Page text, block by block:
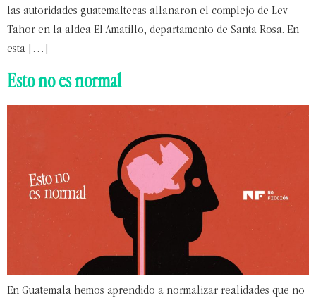
las autoridades guatemaltecas allanaron el complejo de Lev
Tahor en la aldea El Amatillo, departamento de Santa Rosa. En
esta […]
Esto no es normal
En Guatemala hemos aprendido a normalizar realidades que no